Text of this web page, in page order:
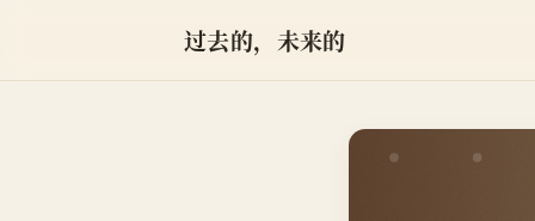
过去的，未来的